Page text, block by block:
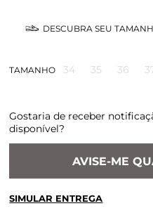
DESCUBRA SEU
TAMANHO 34 35 36
Gostaria de receber
disponível?
AVISE-ME
SIMULAR ENTREGA